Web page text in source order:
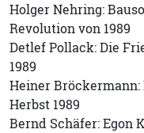
Holger Nehring:
Revolution von 1989
Detlef Pollack: Die
1989
Heiner Bröckermann:
Herbst 1989
Bernd Schäfer: Egon